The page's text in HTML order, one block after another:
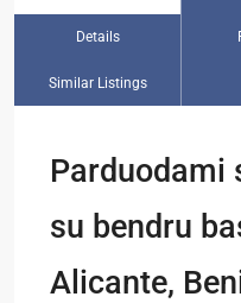
Details
Similar Listings
Parduodami
su bendru
Alicante,